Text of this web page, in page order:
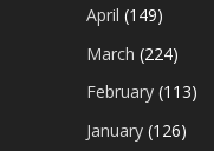
April(149)
March(224)
February(113)
January(126)